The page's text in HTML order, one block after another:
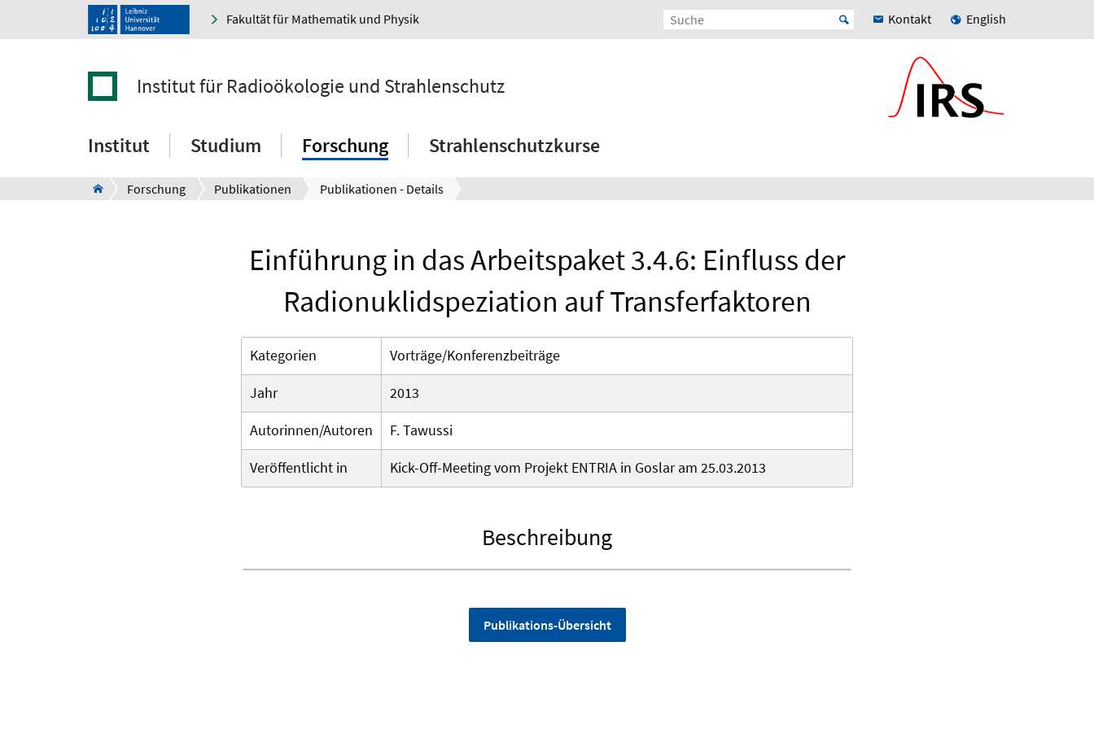
Fakultät für Mathematik und Physik Kontakt English
Institut für Radioökologie und Strahlenschutz
Institut Studium Forschung Strahlenschutzkurse
Forschung Publikationen Publikationen - Details
Einführung in das Arbeitspaket 3.4.6: Einfluss der
Radionuklidspeziation auf Transferfaktoren
Kategorien
Vorträge/Konferenzbeiträge
Jahr
2013
Autorinnen/Autoren
F. Tawussi
Veröffentlicht in
Kick-Off-Meeting vom Projekt ENTRIA in Goslar am 25.03.2013
Beschreibung
Publikations-Übersicht